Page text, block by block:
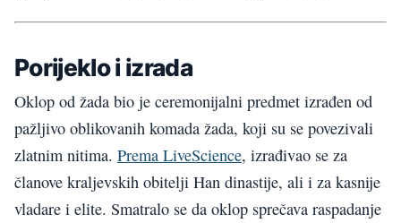
Porijeklo i izrada
Oklop od žada bio je ceremonijalni predmet izrađen od
pažljivo oblikovanih komada žada, koji su se povezivali
zlatnim nitima. Prema LiveScience, izrađivao se za
članove kraljevskih obitelji Han dinastije, ali i za kasnije
vladare i elite. Smatralo se da oklop sprečava raspadanje